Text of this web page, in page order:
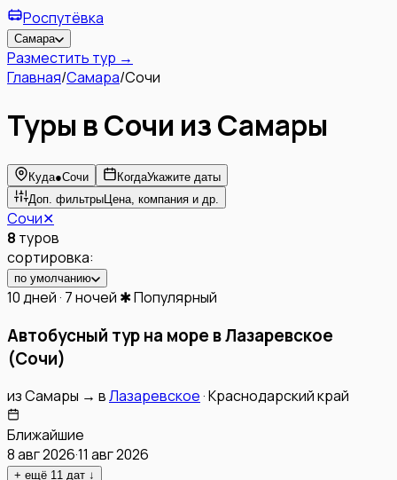
Роспутёвка
Самара
Разместить тур →
Главная/Самара/Сочи
Туры в Сочи из Самары
Куда●Сочи КогдаУкажите даты
Доп. фильтры Цена, компания и др.
Сочи✕
8 туров
сортировка:
по умолчанию
10 дней · 7 ночей ✱ Популярный
Автобусный тур на море в Лазаревское
(Сочи)
изСамары → вЛазаревское·Краснодарский край
Ближайшие
8 авг 2026·11 авг 2026
+ ещё 11 дат ↓